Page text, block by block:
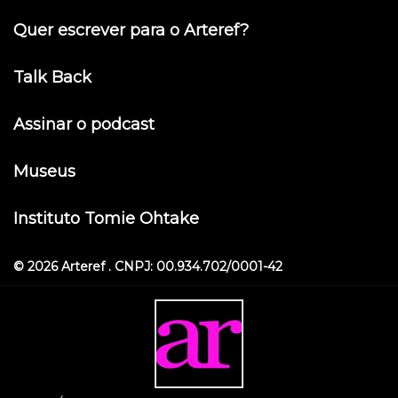
Quer escrever para o Arteref?
Talk Back
Assinar o podcast
Museus
Instituto Tomie Ohtake
© 2026 Arteref . CNPJ: 00.934.702/0001-42